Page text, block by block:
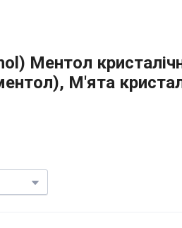
Ментол
М'ята